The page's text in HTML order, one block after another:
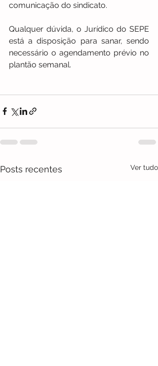
comunicação do sindicato.
Qualquer dúvida, o Jurídico do SEPE
está a disposição para sanar, sendo
necessário o agendamento prévio no
plantão semanal.
Posts recentes Ver tudo